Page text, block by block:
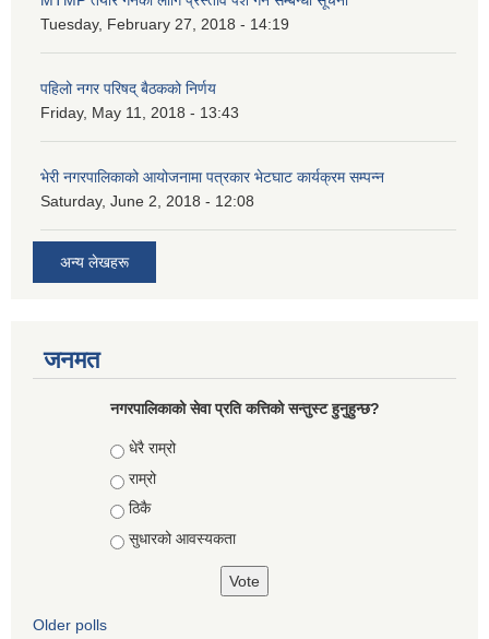
Tuesday, February 27, 2018 - 14:19
पहिलो नगर परिषद् बैठकको निर्णय
Friday, May 11, 2018 - 13:43
भेरी नगरपालिकाको आयोजनामा पत्रकार भेटघाट कार्यक्रम सम्पन्न
Saturday, June 2, 2018 - 12:08
अन्य लेखहरू
जनमत
नगरपालिकाको सेवा प्रति कत्तिको सन्तुस्ट हुनुहुन्छ?
Choices
धेरै राम्रो
राम्रो
ठिकै
सुधारको आवस्यकता
Older polls